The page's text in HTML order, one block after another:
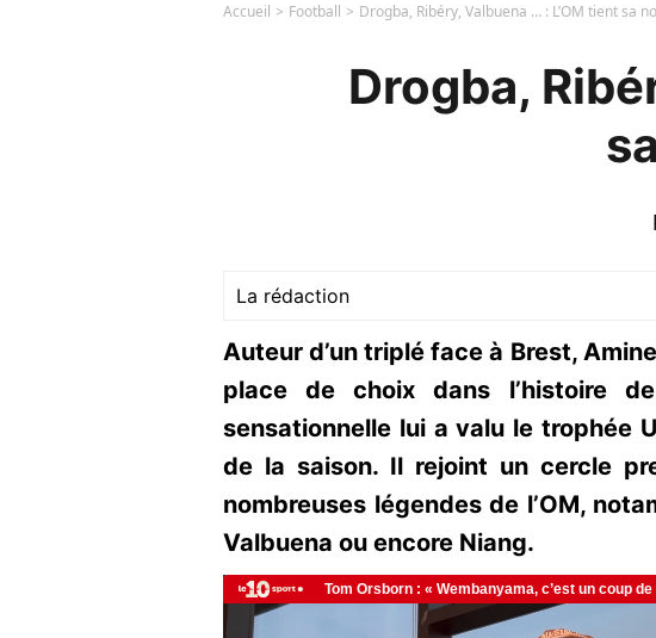
Accueil Football Drogba, Ribéry, Valbuena … : L’OM tient sa
Drogba,
La rédaction
Auteur d’un triplé face à Brest,
place de choix dans l’histoire
sensationnelle lui a valu le trophée
de la saison. Il rejoint un cercle
nombreuses légendes de l’OM,
Valbuena ou encore Niang.